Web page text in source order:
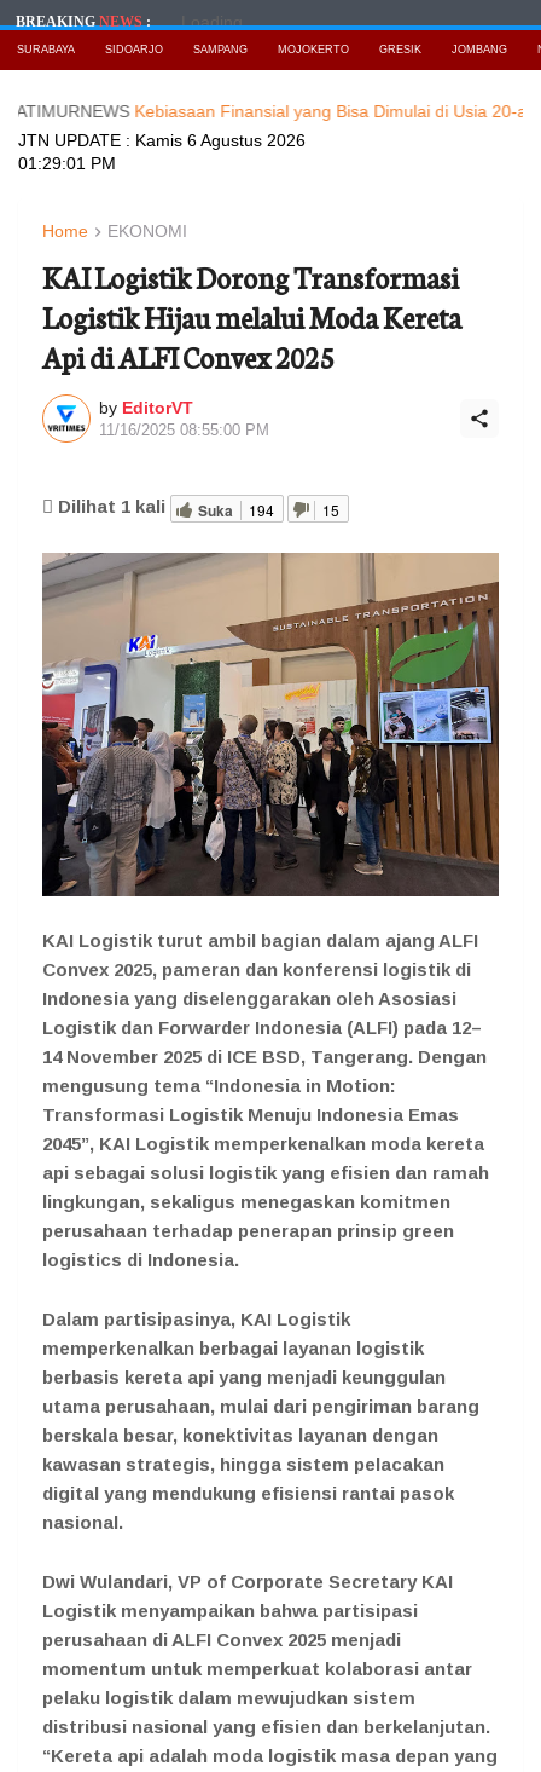
BREAKINGNEWS: Loading...
SURABAYA SIDOARJO SAMPANG MOJOKERTO GRESIK JOMBANG
Kebiasaan Finansial yang Bisa Dimulai di Usia 20-an Baca
JTN UPDATE : Kamis 6 Agustus 2026
01:29:03 PM
Home EKONOMI
KAI Logistik Dorong Transformasi
Logistik Hijau melalui Moda Kereta
Api di ALFI Convex 2025
by EditorVT
11/16/2025 08:55:00 PM
Dilihat 1 kali Suka 194 15
KAI Logistik turut ambil bagian dalam ajang ALFI
Convex 2025, pameran dan konferensi logistik di
Indonesia yang diselenggarakan oleh Asosiasi
Logistik dan Forwarder Indonesia (ALFI) pada 12–
14 November 2025 di ICE BSD, Tangerang. Dengan
mengusung tema “Indonesia in Motion:
Transformasi Logistik Menuju Indonesia Emas
2045”, KAI Logistik memperkenalkan moda kereta
api sebagai solusi logistik yang efisien dan ramah
lingkungan, sekaligus menegaskan komitmen
perusahaan terhadap penerapan prinsip green
logistics di Indonesia.
Dalam partisipasinya, KAI Logistik
memperkenalkan berbagai layanan logistik
berbasis kereta api yang menjadi keunggulan
utama perusahaan, mulai dari pengiriman barang
berskala besar, konektivitas layanan dengan
kawasan strategis, hingga sistem pelacakan
digital yang mendukung efisiensi rantai pasok
nasional.
Dwi Wulandari, VP of Corporate Secretary KAI
Logistik menyampaikan bahwa partisipasi
perusahaan di ALFI Convex 2025 menjadi
momentum untuk memperkuat kolaborasi antar
pelaku logistik dalam mewujudkan sistem
distribusi nasional yang efisien dan berkelanjutan.
“Kereta api adalah moda logistik masa depan yang